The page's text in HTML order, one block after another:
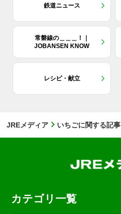
鉄道ニュース
常磐線の＿＿＿！｜
JOBANSEN KNOW
レシピ・献立
JREメディア いちごに関する記事
カテゴリ一覧